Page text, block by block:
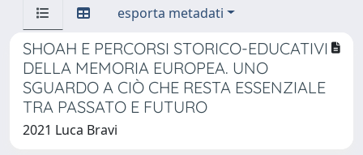
esporta metadati
SHOAH E PERCORSI STORICO-EDUCATIVI
DELLA MEMORIA EUROPEA. UNO
SGUARDO A CIÒ CHE RESTA ESSENZIALE
TRA PASSATO E FUTURO
2021 Luca Bravi